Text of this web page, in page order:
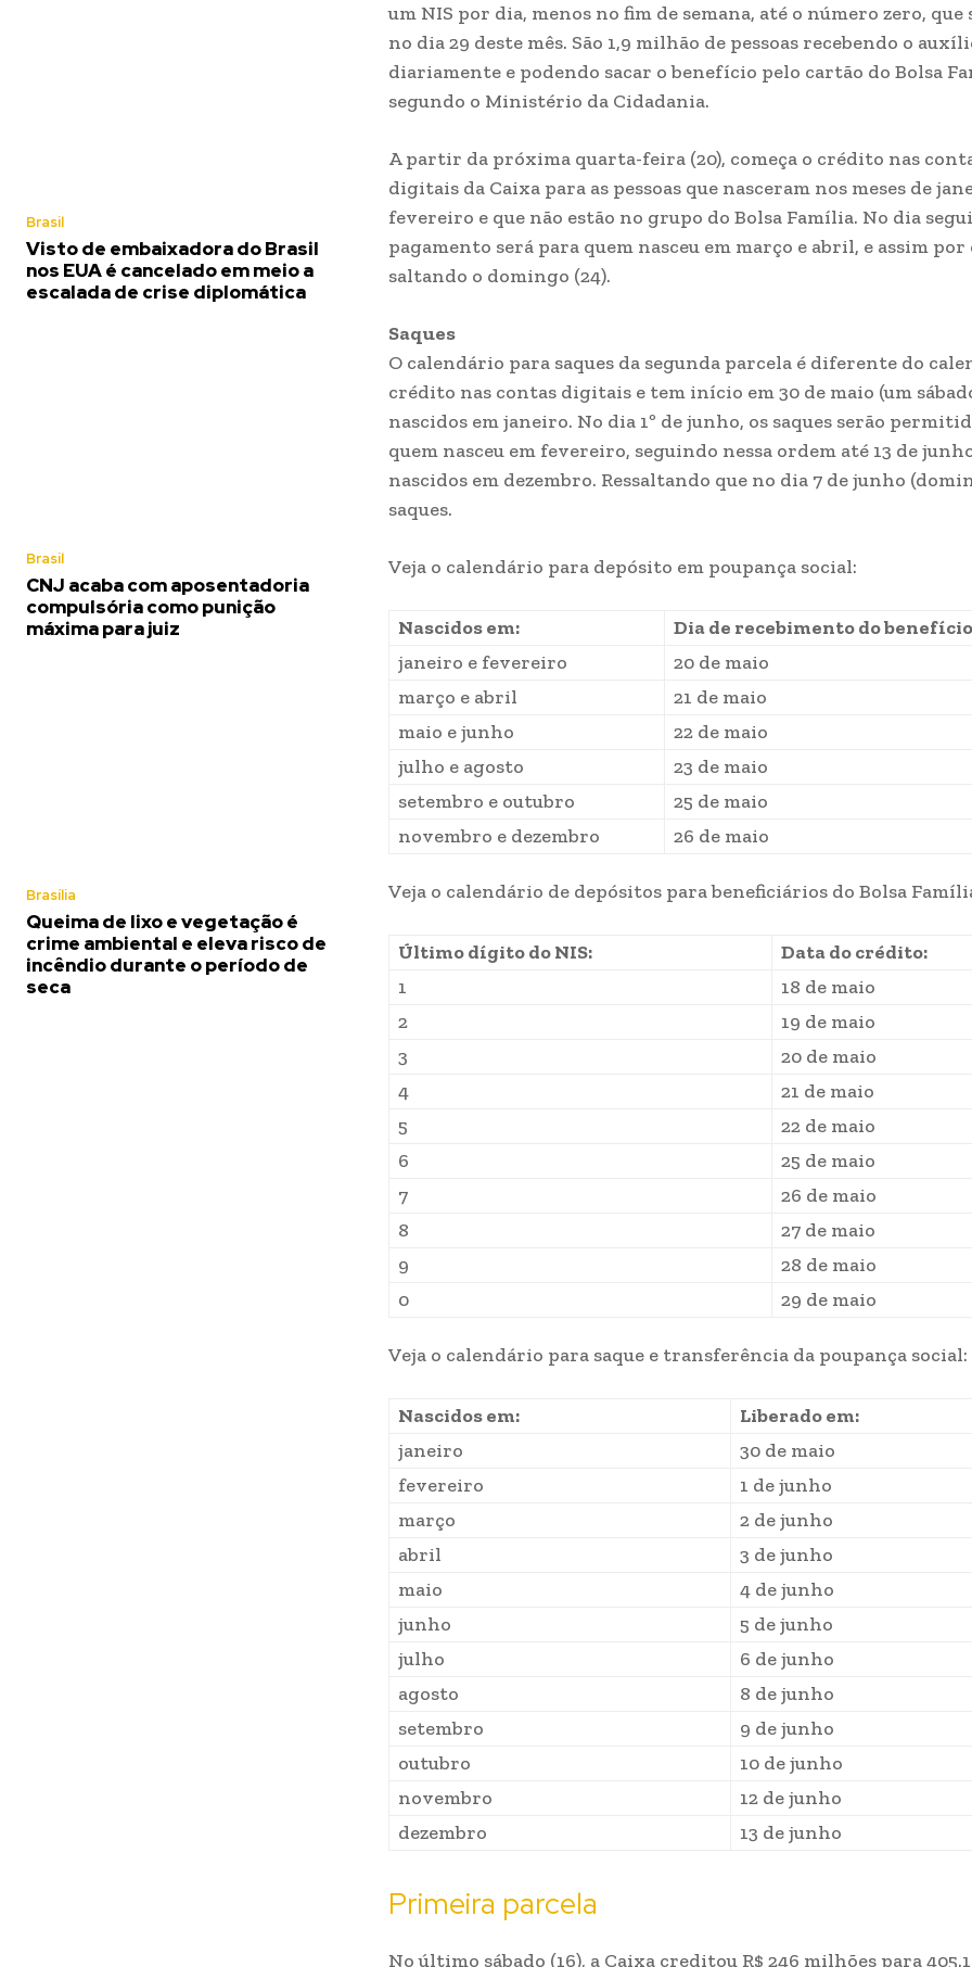
Brasil
Visto de embaixadora do Brasil
nos EUA é cancelado em meio a
escalada de crise diplomática
Brasil
CNJ acaba com aposentadoria
compulsória como punição
máxima para juiz
Brasília
Queima de lixo e vegetação é
crime ambiental e eleva risco de
incêndio durante o período de
seca
um NIS por dia, menos no fim de semana, até o número zero, que
no dia 29 deste mês. São 1,9 milhão de pessoas recebendo o
diariamente e podendo sacar o benefício pelo cartão do Bolsa
segundo o Ministério da Cidadania.
A partir da próxima quarta-feira (20), começa o crédito nas
digitais da Caixa para as pessoas que nasceram nos meses de
fevereiro e que não estão no grupo do Bolsa Família. No dia
pagamento será para quem nasceu em março e abril, e assim
saltando o domingo (24).
Saques
O calendário para saques da segunda parcela é diferente do
crédito nas contas digitais e tem início em 30 de maio (um
nascidos em janeiro. No dia 1º de junho, os saques serão
quem nasceu em fevereiro, seguindo nessa ordem até 13 de
nascidos em dezembro. Ressaltando que no dia 7 de junho
saques.
Veja o calendário para depósito em poupança social:
Nascidos em:
Dia de recebimento do
janeiro e fevereiro
20 de maio
março e abril
21 de maio
maio e junho
22 de maio
julho e agosto
23 de maio
setembro e outubro
25 de maio
novembro e dezembro
26 de maio
Veja o calendário de depósitos para beneficiários do Bolsa
Último dígito do NIS:
Data do crédito:
1
18 de maio
2
19 de maio
3
20 de maio
4
21 de maio
5
22 de maio
6
25 de maio
7
26 de maio
8
27 de maio
9
28 de maio
0
29 de maio
Veja o calendário para saque e transferência da poupança social:
Nascidos em:
Liberado em:
janeiro
30 de maio
fevereiro
1 de junho
março
2 de junho
abril
3 de junho
maio
4 de junho
junho
5 de junho
julho
6 de junho
agosto
8 de junho
setembro
9 de junho
outubro
10 de junho
novembro
12 de junho
dezembro
13 de junho
Primeira parcela
No último sábado (16), a Caixa creditou R$ 246 milhões para